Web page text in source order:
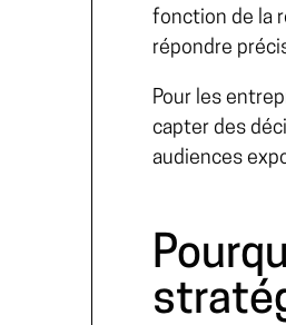
fonction de la
répondre
Pour les
capter des
audiences